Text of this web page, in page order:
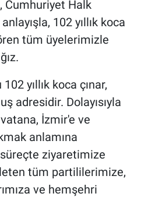
Cumhuriyet Halk
102 yıllık koca
tüm üyelerimizle
yıllık koca çınar,
adresidir. Dolayısıyla
İzmir'e ve
anlamına
ziyaretimize
tüm partililerimize,
ve hemşehri